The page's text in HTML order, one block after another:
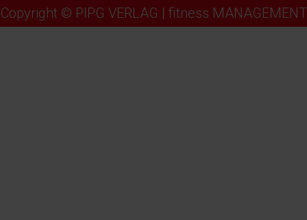
Copyright © PIPG VERLAG | fitness MANAGEMENT